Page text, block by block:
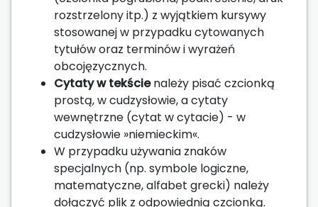
rozstrzelony itp.) z wyjątkiem kursywy
stosowanej w przypadku cytowanych
tytułów oraz terminów i wyrażeń
obcojęzycznych.
Cytaty w tekścienależy pisać czcionką
prostą, w cudzysłowie, a cytaty
wewnętrzne (cytat w cytacie) - w
cudzysłowie »niemieckim«.
W przypadku używania znaków
specjalnych (np. symbole logiczne,
matematyczne, alfabet grecki) należy
dołączyć plik z odpowiednią czcionką.